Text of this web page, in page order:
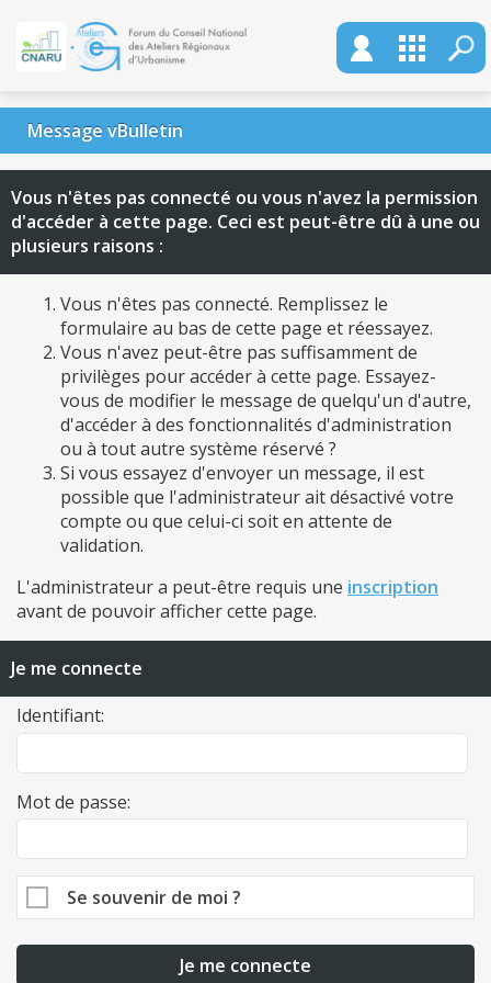
Message vBulletin
Vous n'êtes pas connecté ou vous n'avez la permission
d'accéder à cette page. Ceci est peut-être dû à une ou
plusieurs raisons :
Vous n'êtes pas connecté. Remplissez le
formulaire au bas de cette page et réessayez.
Vous n'avez peut-être pas suffisamment de
privilèges pour accéder à cette page. Essayez-
vous de modifier le message de quelqu'un d'autre,
d'accéder à des fonctionnalités d'administration
ou à tout autre système réservé ?
Si vous essayez d'envoyer un message, il est
possible que l'administrateur ait désactivé votre
compte ou que celui-ci soit en attente de
validation.
L'administrateur a peut-être requis une inscription
avant de pouvoir afficher cette page.
Je me connecte
Identifiant:
Mot de passe:
Se souvenir de moi ?
Je me connecte